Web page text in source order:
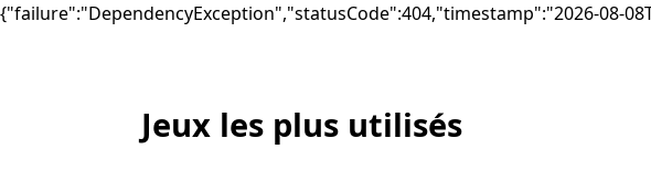
{"failure":"DependencyException","statusCode":404,"timestamp":"2026-08-
Liste Microsoft.com
Jeux les plus utilisés